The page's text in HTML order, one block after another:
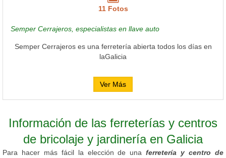
11 Fotos
Semper Cerrajeros, especialistas en llave auto
Semper Cerrajeros es una ferretería abierta todos los días en
laGalicia
Ver Más
Información de las ferreterías y centros
de bricolaje y jardinería en Galicia
Para hacer más fácil la elección de unaferretería y centro de